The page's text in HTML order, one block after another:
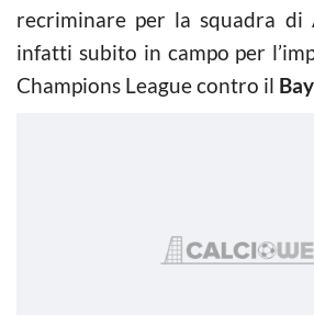
recriminare per la squadra di
infatti subito in campo per
Champions League contro il